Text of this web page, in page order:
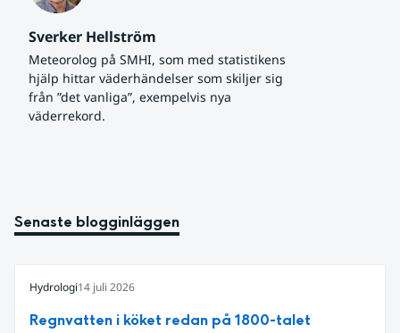
Sverker Hellström
Meteorolog på SMHI, som med statistikens
hjälp hittar väderhändelser som skiljer sig
från ”det vanliga”, exempelvis nya
väderrekord.
Senaste blogginläggen
Hydrologi14 juli 2026
Regnvatten i köket redan på 1800-talet